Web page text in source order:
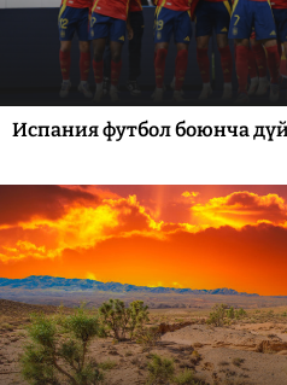
Испания футбол боюнча